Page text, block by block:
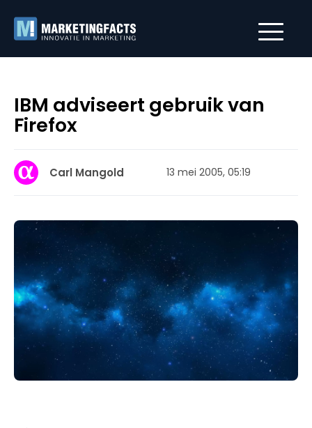
IBM adviseert gebruik van
Firefox
Carl Mangold 13 mei 2005, 05:19